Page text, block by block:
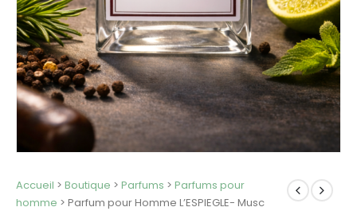
Accueil > Boutique > Parfums > Parfums pour
homme > Parfum pour Homme L’ESPIEGLE- Musc